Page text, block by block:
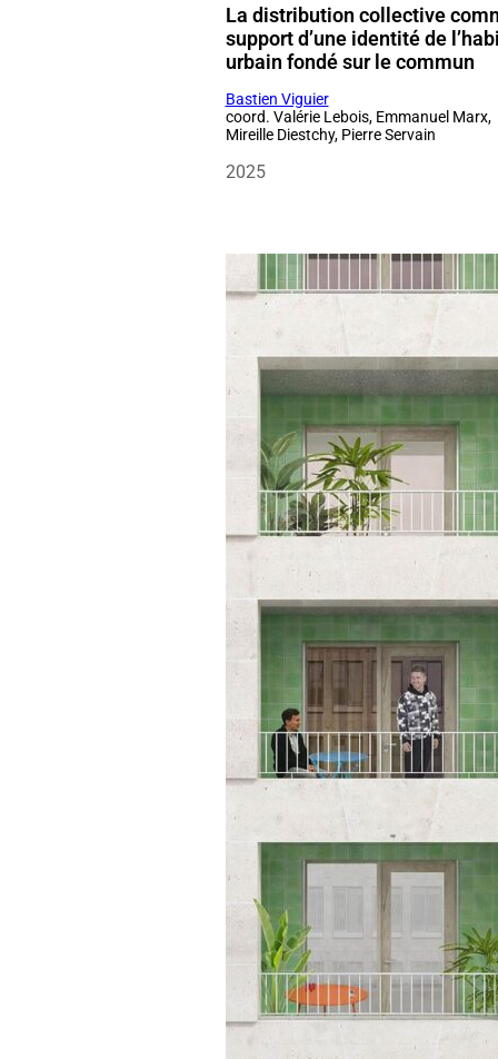
Mireille Diestchy, Pierre Servain
2025
ARTICLES
Quand les espaces